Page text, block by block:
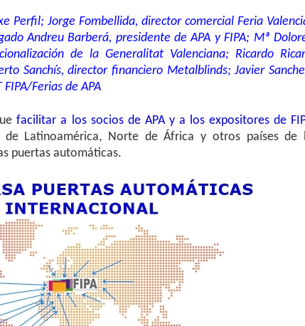
Perfil; Jorge Fombellida, director comercial Feria
Andreu Barberá, presidente de APA y FIPA; Mª
de la Generalitat Valenciana; Ricardo
Sanchís, director financiero Metalblinds; Javier
Ferias de APA
facilitar a los socios de APA y a los expositores de
Latinoamérica, Norte de África y otros países de
puertas automáticas.